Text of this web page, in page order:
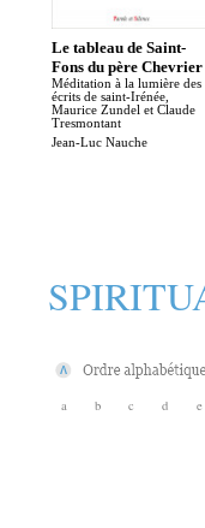
Le tableau de Saint-
Fons du père Chevrier
Méditation à la lumière des
écrits de saint-Irénée,
Maurice Zundel et Claude
Tresmontant
Jean-Luc Nauche
a b c d e